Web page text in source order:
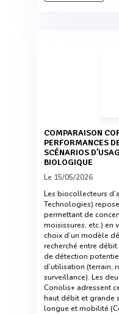
COMPARAISON CORIOLIS+ VS CORIOLIS COMPACT :
PERFORMANCES
SCÉNARIOS
BIOLOGIQUE
Le 15/05/2026
Les biocollecteurs
Technologies)
permettant de
moisissures, etc.) en
choix d’un modèle
recherché entre
de détection
d’utilisation (terrain,
surveillance). Les
Coriolis+ adressent
haut débit et grande
longue et mobilité